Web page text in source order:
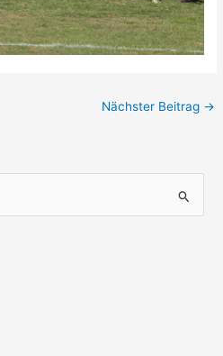
Nächster Beitrag →